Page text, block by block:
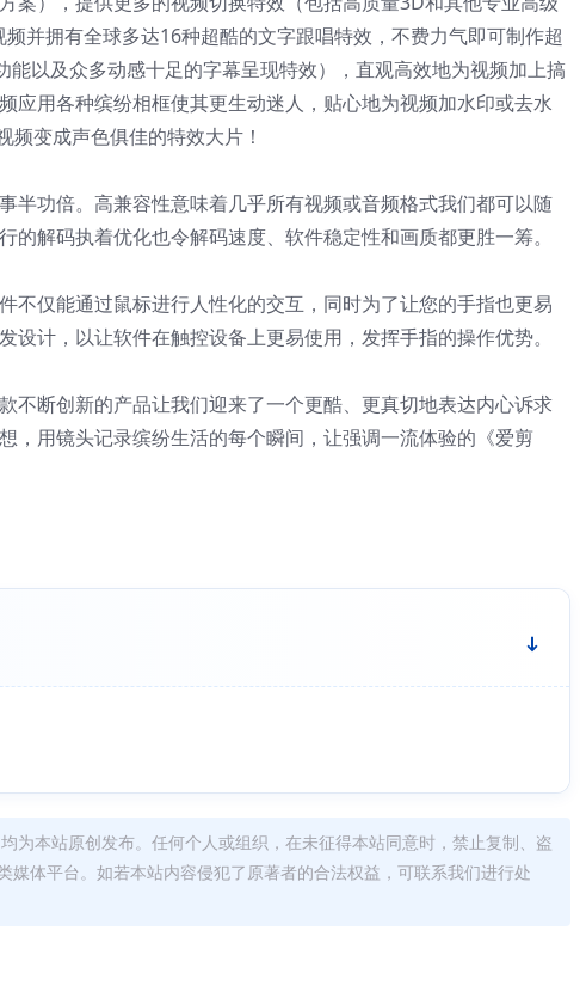
并拥有全球多达16种超酷的文字跟唱特效，不费力气即可制作超
以及众多动感十足的字幕呈现特效），直观高效地为视频加上搞
应用各种缤纷相框使其更生动迷人，贴心地为视频加水印或去水
变成声色俱佳的特效大片！
半功倍。高兼容性意味着几乎所有视频或音频格式我们都可以随
解码执着优化也令解码速度、软件稳定性和画质都更胜一筹。
不仅能通过鼠标进行人性化的交互，同时为了让您的手指也更易
计，以让软件在触控设备上更易使用，发挥手指的操作优势。
不断创新的产品让我们迎来了一个更酷、更真切地表达内心诉求
，用镜头记录缤纷生活的每个瞬间，让强调一流体验的《爱剪
为本站原创发布。任何个人或组织，在未征得本站同意时，禁止复制、盗
媒体平台。如若本站内容侵犯了原著者的合法权益，可联系我们进行处